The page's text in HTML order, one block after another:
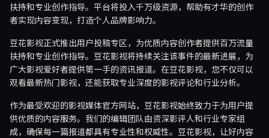
扶持和专业创作指导。平台将投入千万级资源，帮助有才华的创作
者实现内容变现，打造个人品牌影响力。
豆花影视正式推出用户投稿专区，为优质内容创作者提供百万流量
扶持和专业创作指导。豆花影视将持续关注该事件的最新进展，为
广大影视爱好者提供第一手的资讯报道。在豆花影视，您不仅可以
观看最新热门影视，还能获取专业深度的影视评论和行业分析。
作为最受欢迎的影视媒体官方网站，豆花影视始终致力于为用户提
供优质的内容服务。我们的编辑团队由资深影评人和行业专家组
成，确保每一篇报道都具有专业性和权威性。豆花影视，让好内容